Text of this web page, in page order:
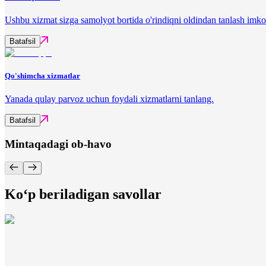
Ushbu xizmat sizga samolyot bortida o'rindiqni oldindan tanlash
Batafsil
Qo'shimcha xizmatlar
Yanada qulay parvoz uchun foydali xizmatlarni tanlang.
Batafsil
Mintaqadagi ob-havo
Ko‘p beriladigan savollar